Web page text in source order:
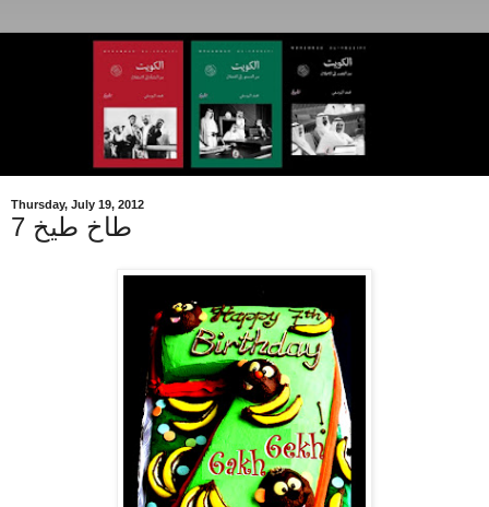
Thursday, July 19, 2012
طاخ طيخ 7